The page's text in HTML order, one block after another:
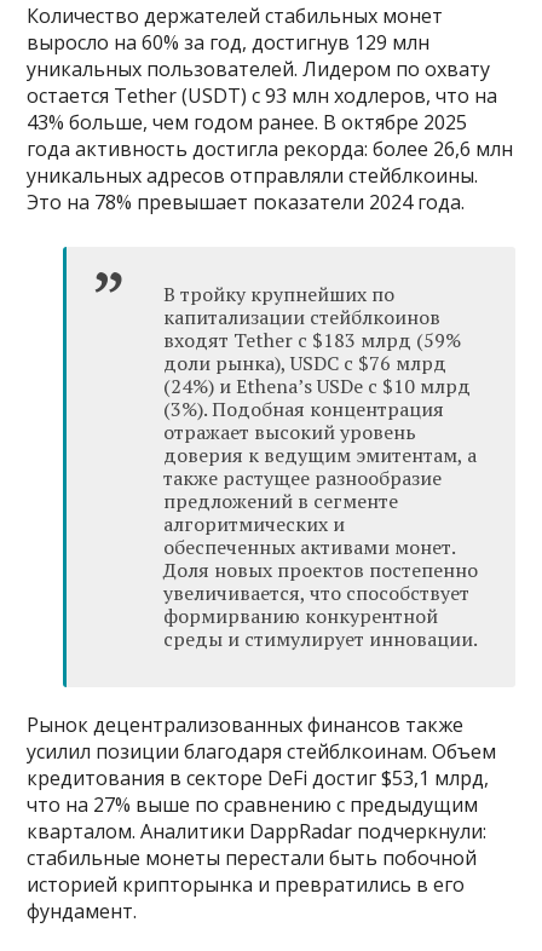
Количество держателей стабильных монет
выросло на 60% за год, достигнув 129 млн
уникальных пользователей. Лидером по охвату
остается Tether (USDT) с 93 млн ходлеров, что на
43% больше, чем годом ранее. В октябре 2025
года активность достигла рекорда: более 26,6 млн
уникальных адресов отправляли стейблкоины.
Это на 78% превышает показатели 2024 года.
В тройку крупнейших по
капитализации стейблкоинов
входят Tether с $183 млрд (59%
доли рынка), USDC с $76 млрд
(24%) и Ethena’s USDe с $10 млрд
(3%). Подобная концентрация
отражает высокий уровень
доверия к ведущим эмитентам, а
также растущее разнообразие
предложений в сегменте
алгоритмических и
обеспеченных активами монет.
Доля новых проектов постепенно
увеличивается, что способствует
формирванию конкурентной
среды и стимулирует инновации.
Рынок децентрализованных финансов также
усилил позиции благодаря стейблкоинам. Объем
кредитования в секторе DeFi достиг $53,1 млрд,
что на 27% выше по сравнению с предыдущим
кварталом. Аналитики DappRadar подчеркнули:
стабильные монеты перестали быть побочной
историей крипторынка и превратились в его
фундамент.